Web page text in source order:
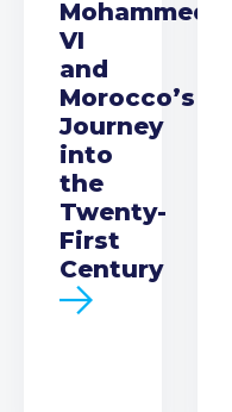
Mohammed
VI
and
Morocco’s
Journey
into
the
Twenty-
First
Century